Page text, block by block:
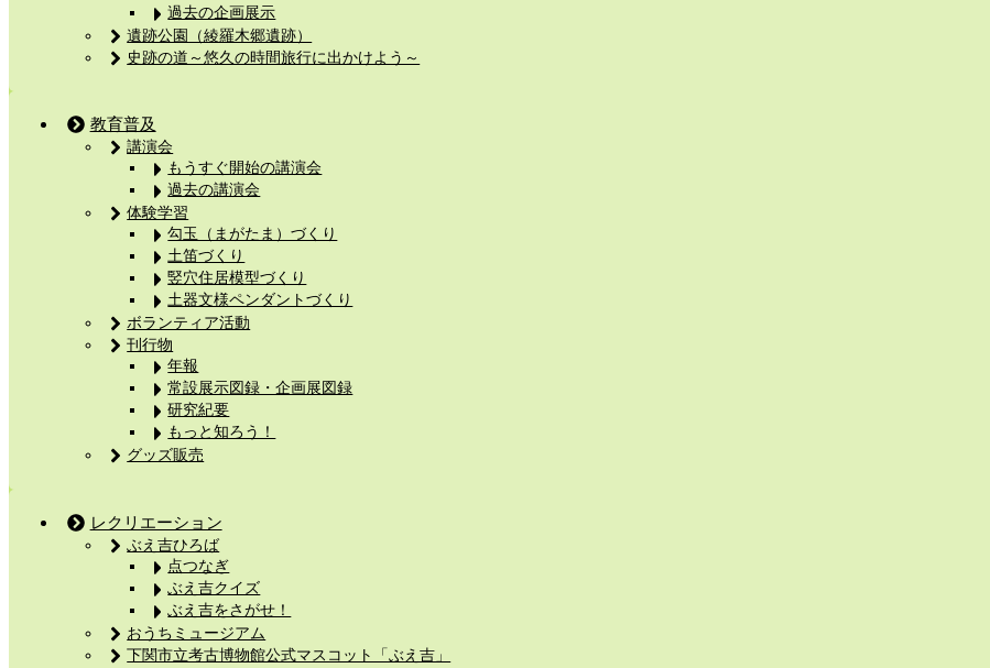
過去の企画展示
遺跡公園（綾羅木郷遺跡）
史跡の道～悠久の時間旅行に出かけよう～
教育普及
講演会
もうすぐ開始の講演会
過去の講演会
体験学習
勾玉（まがたま）づくり
土笛づくり
竪穴住居模型づくり
土器文様ペンダントづくり
ボランティア活動
刊行物
年報
常設展示図録・企画展図録
研究紀要
もっと知ろう！
グッズ販売
レクリエーション
ぶえ吉ひろば
点つなぎ
ぶえ吉クイズ
ぶえ吉をさがせ！
おうちミュージアム
下関市立考古博物館公式マスコット「ぶえ吉」